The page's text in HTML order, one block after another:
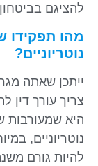
להציגם
מהו תפקידו
נוטריוניים?
ייתכן שאתה
צריך עורך דין
היא שמעורבות
נוטריוניים,
להיות גורם